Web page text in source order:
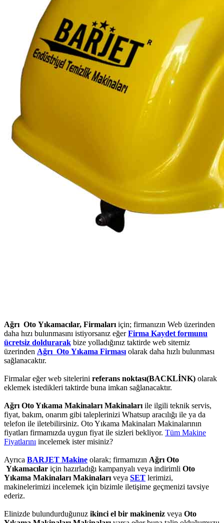
Ağrı Oto Yıkamacılar, Firmalarıiçin; firmanızın Web üzerinden
daha hızı bulunmasını istiyorsanız eğerFirma Kaydet formunu
ücretsiz doldurarak bize yolladığınız taktirde web sitemiz
üzerinden Ağrı Oto Yıkama Firmasıolarak daha hızlı bulunması
sağlanacaktır.
Firmalar eğer web sitelerini referans noktası(BACKLİNK) olarak
eklemek istedikleri taktirde buna imkan sağlanacaktır.
Ağrı Oto Yıkama Makinaları Makinalarıile ilgili teknik servis,
fiyat, bakım, onarım gibi taleplerinizi Whatsup aracılığı ile ya da
telefon ile iletebilirsiniz. Oto Yıkama Makinaları Makinalarının
fiyatları firmamızda uygun fiyat ile sizleri bekliyor. Tüm Makine
Fiyatlarını incelemek ister misiniz?
Ayrıca BARJET Makine olarak; firmamızın Ağrı Oto
Yıkamacılar için hazırladığı kampanyalı veya indirimli Oto
Yıkama Makinaları Makinalarıveya SET lerimizi,
makinelerimizi incelemek için bizimle iletişime geçmenizi tavsiye
ederiz.
Elinizde bulundurduğunuz ikinci el bir makineniz veya Oto